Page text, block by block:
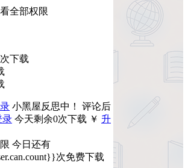
全部权限
下载
小黑屋反思中！ 评论后
录 今天剩余0次下载 ￥ 升
今日还有
次免费下载